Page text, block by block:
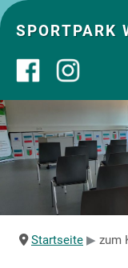
SPORTPARK
Über uns
Startseite
Angebote
Startseite zum